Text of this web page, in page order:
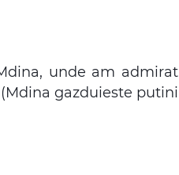
unde am admirat
gazduieste putini